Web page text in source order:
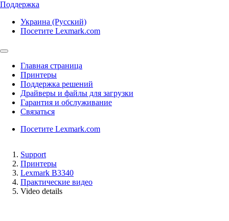
Поддержка
Украина (Русский)
Посетите Lexmark.com
Главная страница
Принтеры
Поддержка решений
Драйверы и файлы для загрузки
Гарантия и обслуживание
Связаться
Посетите Lexmark.com
Support
Принтеры
Lexmark B3340
Практические видео
Video details